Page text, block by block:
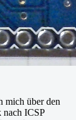
mich über den
nach ICSP